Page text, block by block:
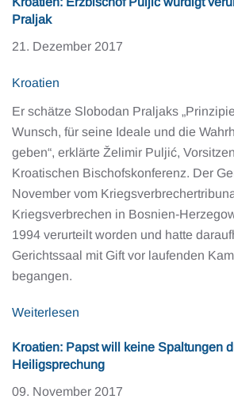
Praljak
21. Dezember 2017
Kroatien
Er schätze Slobodan Praljaks
Wunsch, für seine Ideale und die
geben“, erklärte Želimir Puljić,
Kroatischen Bischofskonferenz. Der
November vom
Kriegsverbrechen in Bosnien-
1994 verurteilt worden und hatte
Gerichtssaal mit Gift vor laufenden
begangen.
Weiterlesen
Kroatien: Papst will keine Spaltungen
Heiligsprechung
09. November 2017